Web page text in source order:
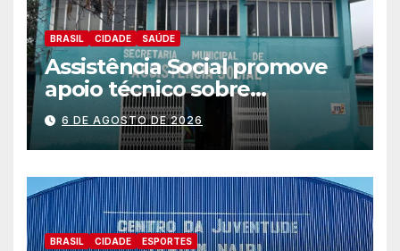
BRASIL CIDADE SAÚDE
Assistência Social promove
apoio técnico sobre
preparação e resposta a
situações de emergência e
calamidade pública
6 DE AGOSTO DE 2026
BRASIL CIDADE ESPORTES